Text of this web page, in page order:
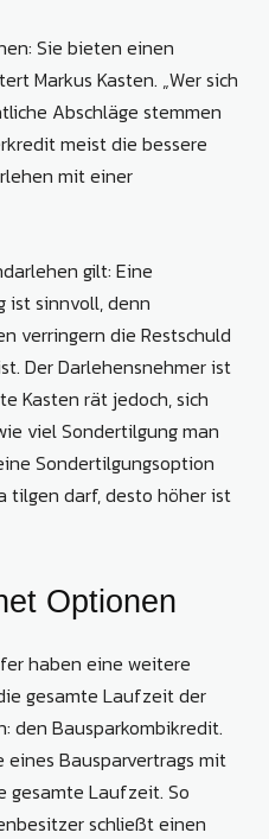
Sie bieten einen
Markus Kasten. „Wer sich
Abschläge stemmen
meist die bessere
mit einer
gilt: Eine
ist sinnvoll, denn
verringern die Restschuld
Der Darlehensnehmer ist
Kasten rät jedoch, sich
viel Sondertilgung man
Sondertilgungsoption
tilgen darf, desto höher ist
Optionen
haben eine weitere
gesamte Laufzeit der
den Bausparkombikredit.
Bausparvertrags mit
gesamte Laufzeit. So
schließt einen